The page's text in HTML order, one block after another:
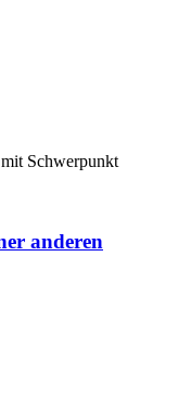
Schwerpunkt
anderen